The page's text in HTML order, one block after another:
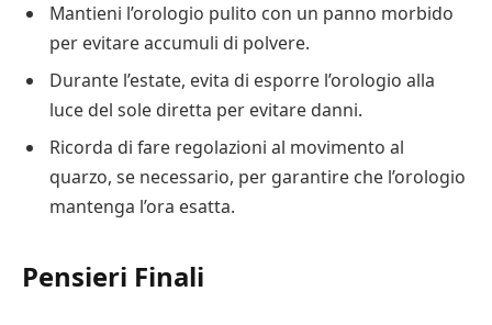
Mantieni l’orologio pulito con un panno morbido
per evitare accumuli di polvere.
Durante l’estate, evita di esporre l’orologio alla
luce del sole diretta per evitare danni.
Ricorda di fare regolazioni al movimento al
quarzo, se necessario, per garantire che l’orologio
mantenga l’ora esatta.
Pensieri Finali